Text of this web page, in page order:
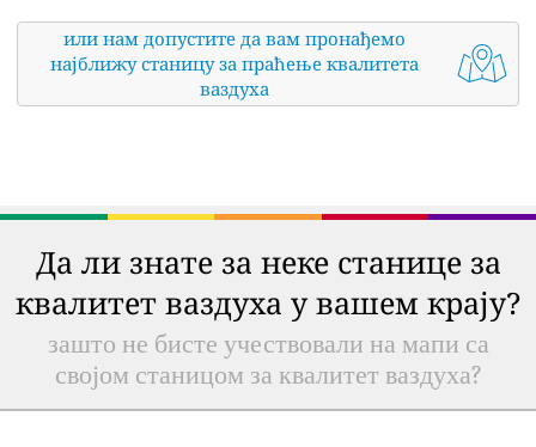
или нам допустите да вам пронађемо
најближу станицу за праћење квалитета
ваздуха
Да ли знате за неке станице за
квалитет ваздуха у вашем крају?
зашто не бисте учествовали на мапи са
својом станицом за квалитет ваздуха?